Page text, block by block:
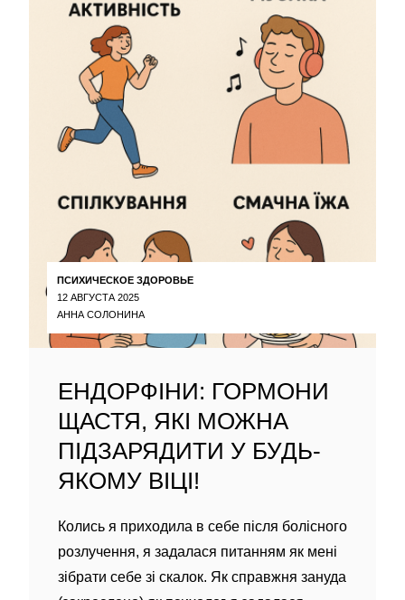
ПСИХИЧЕСКОЕ ЗДОРОВЬЕ
12 АВГУСТА 2025
АННА СОЛОНИНА
ЕНДОРФІНИ: ГОРМОНИ
ЩАСТЯ, ЯКІ МОЖНА
ПІДЗАРЯДИТИ У БУДЬ-
ЯКОМУ ВІЦІ!
Колись я приходила в себе після болісного
розлучення, я задалася питанням як мені
зібрати себе зі скалок. Як справжня зануда